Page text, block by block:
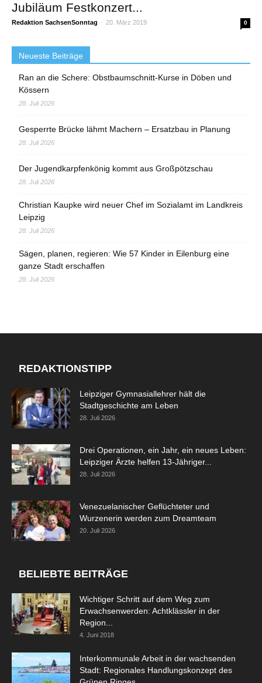
Jubiläum Festkonzert...
Redaktion SachsenSonntag - 20. März 2019 0
Neueste Beiträge
Ran an die Schere: Obstbaumschnitt-Kurse in Döben und
Kössern
28. Juli 2026
Gesperrte Brücke lähmt Machern – Ersatzbau in Planung
28. Juli 2026
Der Jugendkarpfenkönig kommt aus Großpötzschau
28. Juli 2026
Christian Kaupke wird neuer Chef im Sozialamt im Landkreis
Leipzig
28. Juli 2026
Sägen, planen, regieren: Wie 57 Kinder in Eilenburg eine
ganze Stadt erschaffen
28. Juli 2026
REDAKTIONSTIPP
Leipziger Gymnasiallehrer hält die
Stadtgeschichte am Leben
28. Juli 2026
Drei Operationen, ein Jahr, ein neues Leben:
Leipziger Ärzte helfen 13-Jähriger...
28. Juli 2026
Venezuelanischer Geflüchteter und
Wurzenerin werden zum Dreamteam
20. Juli 2026
BELIEBTE BEITRÄGE
Wichtiger Schritt auf dem Weg zum
Erwachsenwerden: Achtklässler in der
Region...
4. Juni 2018
Interkommunale Arbeit in der wachsenden
Stadt: Regionales Handlungskonzept des